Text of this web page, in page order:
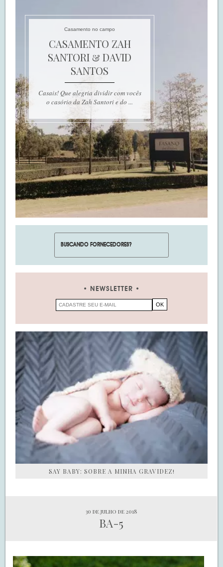
Casamento no campo
CASAMENTO ZAH
SANTORI & DAVID
SANTOS
Casais! Que alegria dividir com vocês
o casório da Zah Santori e do ...
NEWSLETTER
SAY BABY: SOBRE A MINHA GRAVIDEZ!
30 de julho de 2018
BA-5